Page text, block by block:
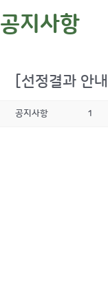
공지사항
[선정결과 안
공지사항 1